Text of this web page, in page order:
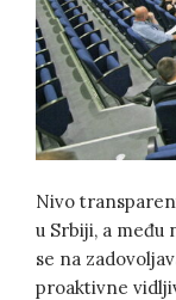
Nivo
u Srbiji, a među
se na
proaktivne